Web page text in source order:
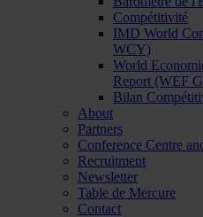
Compétitivité
IMD World
WCY)
World
Report (WEF
Bilan
About
Partners
Conference Centre
Recruitment
Newsletter
Table de Mercure
Contact